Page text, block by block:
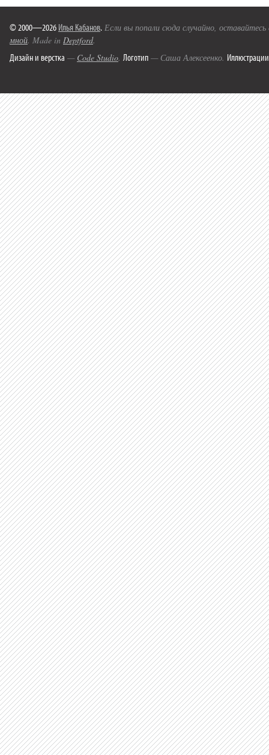
© 2000—2026 Илья Кабанов. Если вы попали сюда случайно,
мной. Made in Deptford.
Дизайн и верстка — Code Studio. Логотип — Саша Алексеенко. Иллюстрации